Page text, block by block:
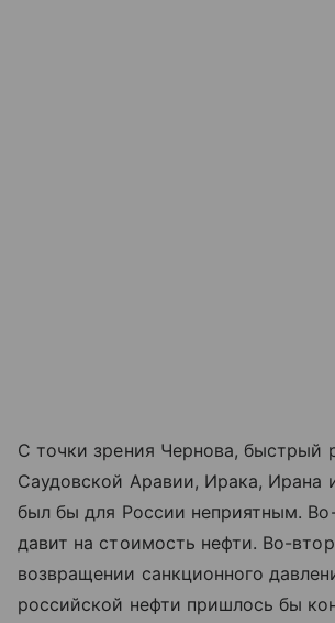
С точки зрения Чернова, быстрый
Саудовской Аравии, Ирака, Ирана
был бы для России неприятным.
давит на стоимость нефти. Во-
возвращении санкционного
российской нефти пришлось бы